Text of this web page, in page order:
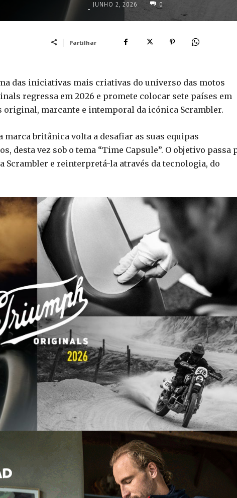
- JUNHO 2, 2026 0
Partilhar
das iniciativas mais criativas do universo das motos
regressa em 2026 e promete colocar sete países em
marcante e intemporal da icónica Scrambler.
marca britânica volta a desafiar as suas equipas
desta vez sob o tema “Time Capsule”. O objetivo passa
e reinterpretá-la através da tecnologia, do